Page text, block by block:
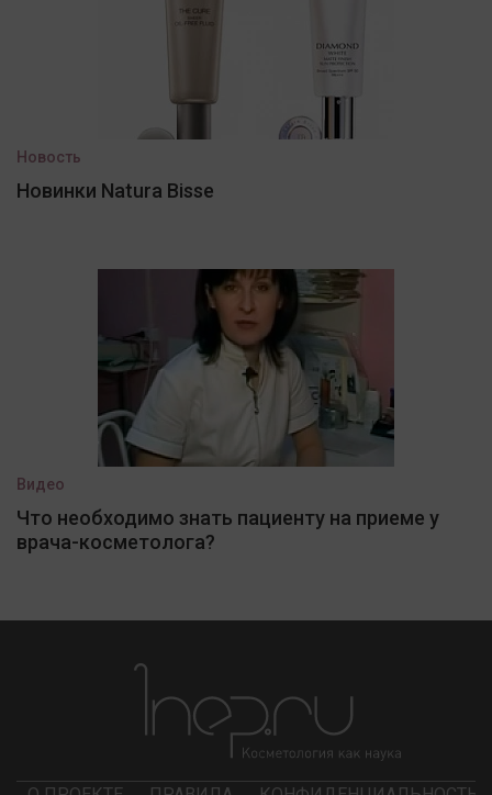
Новость
Новинки Natura Bisse
Видео
Что необходимо знать пациенту на приеме у
врача-косметолога?